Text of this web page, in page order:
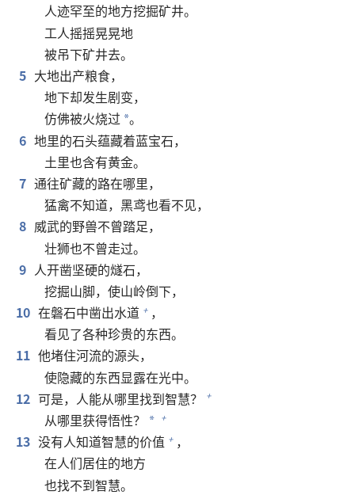
人迹罕至的地方挖掘矿井。
工人摇摇晃晃地
被吊下矿井去。
5 大地出产粮食，
地下却发生剧变，
仿佛被火烧过 *。
6 地里的石头蕴藏着蓝宝石，
土里也含有黄金。
7 通往矿藏的路在哪里，
猛禽不知道，黑鸢也看不见，
8 威武的野兽不曾踏足，
壮狮也不曾走过。
9 人开凿坚硬的燧石，
挖掘山脚，使山岭倒下，
10 在磐石中凿出水道 + ，
看见了各种珍贵的东西。
11 他堵住河流的源头，
使隐藏的东西显露在光中。
12 可是，人能从哪里找到智慧？ +
从哪里获得悟性？ * +
13 没有人知道智慧的价值 + ，
在人们居住的地方
也找不到智慧。